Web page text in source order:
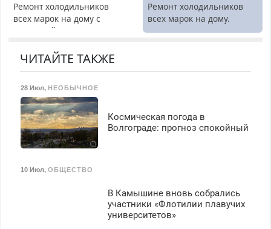
Ремонт холодильников
всех марок на дому с
гарантией. Замена
Недорого. Без выходных.
Ремонт холодильников
всех марок на дому.
ЧИТАЙТЕ ТАКЖЕ
28 Июл, НЕОБЫЧНОЕ
Космическая погода в
Волгограде: прогноз спокойный
10 Июл, ОБЩЕСТВО
В Камышине вновь собрались
участники «Флотилии плавучих
университетов»